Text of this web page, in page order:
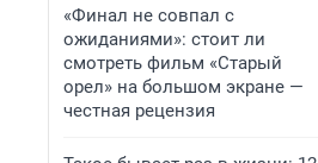
«Финал не совпал с
ожиданиями»: стоит ли
смотреть фильм «Старый
орел» на большом экране —
честная рецензия